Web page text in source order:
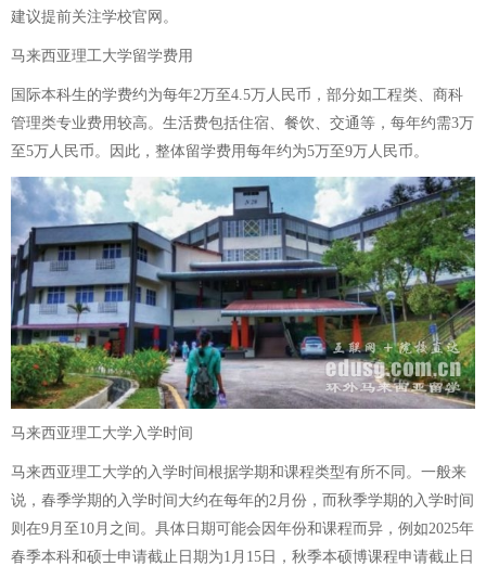
建议提前关注学校官网。
马来西亚理工大学留学费用
国际本科生的学费约为每年2万至4.5万人民币，部分如工程类、商科
管理类专业费用较高。生活费包括住宿、餐饮、交通等，每年约需3万
至5万人民币。因此，整体留学费用每年约为5万至9万人民币。
马来西亚理工大学入学时间
马来西亚理工大学的入学时间根据学期和课程类型有所不同。一般来
说，春季学期的入学时间大约在每年的2月份，而秋季学期的入学时间
则在9月至10月之间。具体日期可能会因年份和课程而异，例如2025年
春季本科和硕士申请截止日期为1月15日，秋季本硕博课程申请截止日